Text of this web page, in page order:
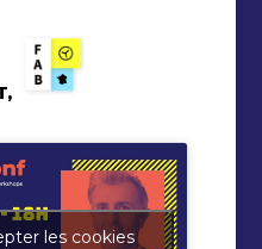
les cookies